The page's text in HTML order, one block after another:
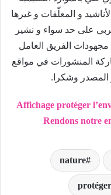
و المعلّقات و غيرها
على حد سواء و نشير
الفريق العامل
المنشورات في مواقع
المصدر وشكرا.
Affichage protéger
Rendons notre
nature